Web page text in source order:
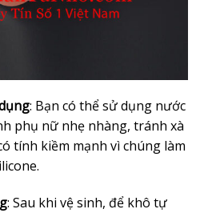
: Bạn có thể sử dụng nước
phụ nữ nhẹ nhàng, tránh xà
tính kiềm mạnh vì chúng làm
: Sau khi vệ sinh, để khô tự